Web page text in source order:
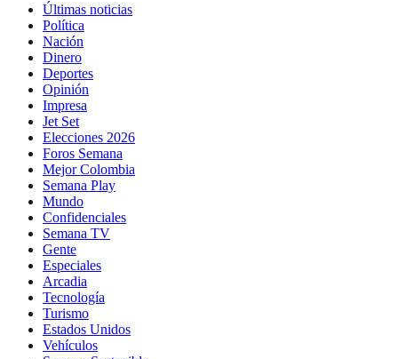
Últimas noticias
Política
Nación
Dinero
Deportes
Opinión
Impresa
Jet Set
Elecciones 2026
Foros Semana
Mejor Colombia
Semana Play
Mundo
Confidenciales
Semana TV
Gente
Especiales
Arcadia
Tecnología
Turismo
Estados Unidos
Vehículos